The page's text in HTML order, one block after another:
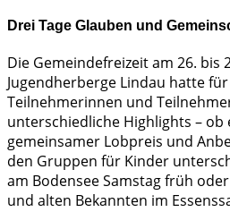
Drei Tage Glauben und
Die Gemeindefreizeit am 26. bis
Jugendherberge Lindau hatte
Teilnehmerinnen und
unterschiedliche Highlights – ob
gemeinsamer Lobpreis und
den Gruppen für Kinder
am Bodensee Samstag früh
und alten Bekannten im